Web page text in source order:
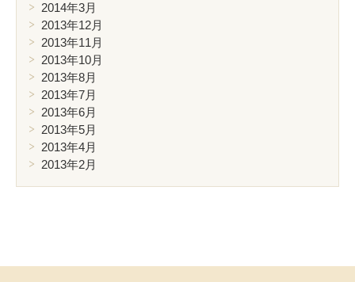
2014年3月
2013年12月
2013年11月
2013年10月
2013年8月
2013年7月
2013年6月
2013年5月
2013年4月
2013年2月